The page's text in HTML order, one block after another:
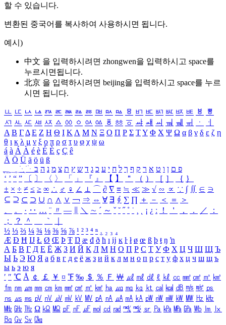
할 수 있습니다.
변환된 중국어를 복사하여 사용하시면 됩니다.
예시)
中文 을 입력하시려면 zhongwen을 입력하시고 space를
누르시면됩니다.
北京 을 입력하시려면 beijing을 입력하시고 space를 누르
시면 됩니다.
ㅥ ㅦ ㅧ ㅨ ㅩ ㅪ ㅫ ㅬ ㅭ ㅮ ㅯ ㅰ ㅱ ㅲ ㅳ ㅴ ㅵ ㅶ ㅷ ㅸ
ㅹ
ㅺ ㅻ ㅼ ㅽ ㅾ ㅿ ㆀ ㆁ ㆂ ㆃ ㆄ ㆅ ㆆ ㆇ ㆈ ㆉ ㆊ ㆋ ㆌ ㆍ
ㆎ
Α Β ΓΔ Ε Ζ Η Θ Ι ΚΛ Μ Ν Ξ Ο Π Ρ Σ ΤΥ Φ Χ Ψ Ω α β γ δ ε ζ η
θ ι κ λ μ ν ξ ο π ρ σ τ υ φ χ ψ ω
á à Á À é è É È ç Ç ê
Ä Ö Ü ä ö ü ß
ִֶֹ ֻּ ׁׂ פ ם ן ו ט א ר ק ף ך ל ח י ע כ ג ד ש ץ ת צ מ נ ה ב
‘ ’ “ ” 〔 〕 〈 〉 「 」 『 』 【 】 ＂ （ ） ［ ］ ｛ ｝
± × ÷ ≠ ≤ ≥ ∞ ∴ ♂ ♀ ∠ ⊥ ⌒ ∂ ∇ ≡ ≒ ≪ ≫ √ ∽ ∝ ∵ ∫ ∬ ∈ ∋
⊆ ⊇ ⊂ ⊃ ∪ ∩ ∧ ∨ ￢ ⇒ ⇔ ∀ ∃ ∮ ∑ ∏ ＋ － ＜ ＝
＞
、
。 · ‥ … ¨ 〃 ― ＼ ∼ ´ ～ ˇ ˘ ˝ ˚ ˙ ¸ ¡ ¿ ː ！ ＇ ， ． ／
：
；
？ ＾ ｀
½ ⅓ ⅔ ¼ ¾ ⅛ ⅜ ⅝ ⅞ ¹ ² ³ ⁴ ⁿ ₁ ₂ ₃ ₄
Æ Ð Ħ Ĳ Ł Ø Œ Þ Ŧ Ŋ æ đ ð ħ ı ĳ ĸ ŀ ł ø œ ß þ ŧ ŋ ŉ
А Б В Г Д Е Ё Ж З И Й К Л М Н О П Р С Т У Ф Х Ц Ч Ш Щ Ъ
Ы Ь Э Ю Я а б в г д е ё ж з и й к л м н о п р с т у ф х ц ч ш щ ъ
ы ь э ю я
′ ″ ℃ Å ￠ ￡ ￥ ¤ ℉ ‰ ＄ ％ Ｆ ￦ ㎕ ㎖ ㎗ ℓ ㎘ ㏄ ㎣ ㎤ ㎥ ㎦
㎙ ㎚ ㎛ ㎜ ㎝ ㎞ ㎟ ㎠ ㎡ ㎢ ㏊ ㎍ ㎎ ㎏ ㏏ ㎈ ㎉ ㏈ ㎧ ㎨ ㎰
㎱ ㎲ ㎳ ㎴ ㎵ ㎶ ㎷ ㎸ ㎹ ㎀ ㎁ ㎂ ㎃ ㎄ ㎺ ㎻ ㎽ ㎾ ㎿ ㎐ ㎑
㎒ ㎓ ㎔ Ω ㏀ ㏁ ㎊ ㎋ ㎌ ㏖ ㏅ ㎭ ㎮ ㎯ ㏛ ㎩ ㎪ ㎫ ㎬ ㏝ ㏐
㏓
㏃ ㏉ ㏜ ㏆